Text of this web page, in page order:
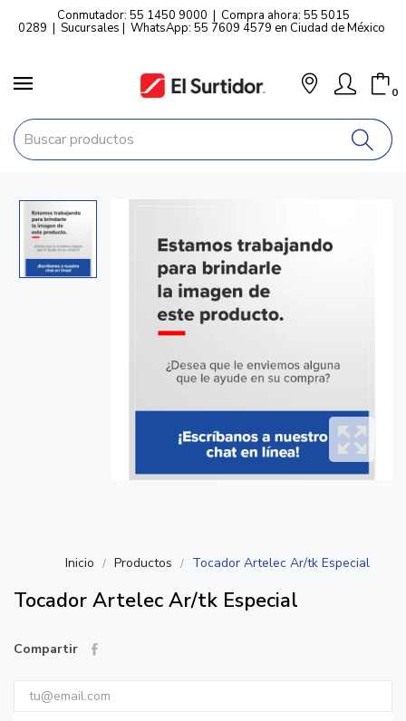
Conmutador: 55 1450 9000 | Compra ahora: 55 5015
0289 | Sucursales | WhatsApp: 55 7609 4579 en Ciudad de México
0
Inicio Productos Tocador Artelec Ar/tk Especial
Tocador Artelec Ar/tk Especial
Compartir